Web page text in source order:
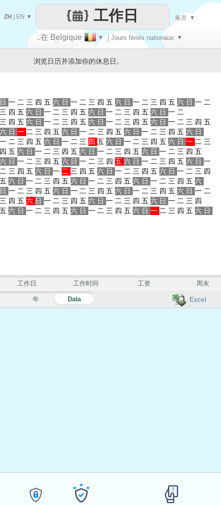
让
..在 Belgique ▼ | Jours fériés nationaux ▼
工作日
ZH EN ▼ 雇员 ▼
Excel
浏览日历并添加你的休息日。
日 一 二 三 四 五 六 日 一 二 三 四 五 六 日 一 二 三 四 五 六 日 一 二
三 四 五 六 日 一 二 三 四 五 六 日 一 二 三 四 五 六 日 一 二
三 四 五 六 日 一 二 三 四 五 六 日 一 二 三 四 五 六 日 一 二 三 四 五
六 日 一 二 三 四 五 六 日 一 二 三 四 五 六 日 一 二 三 四 五 六 日
一 二 三 四 五 六 日 一 二 三 四 五 六 日 一 二 三 四 五 六 日 一 二 三
四 五 六 日 一 二 三 四 五 六 日 一 二 三 四 五 六 日 一 二 三 四 五
六 日 一 二 三 四 五 六 日 一 二 三 四 五 六 日 一 二 三 四 五 六 日 一
二 三 四 五 六 日 一 二 三 四 五 六 日 一 二 三 四 五 六 日 一 二 三 四
五 六 日 一 二 三 四 五 六 日 一 二 三 四 五 六 日 一 二 三 四 五 六
日 一 二 三 四 五 六 日 一 二 三 四 五 六 日 一 二 三 四 五 六 日 一 二
三 四 五 六 日 一 二 三 四 五 六 日 一 二 三 四 五 六 日 一 二 三 四
五 六 日 一 二 三 四 五 六 日 一 二 三 四 五 六 日 一 二 三 四 五 六 日
年 Data
工作日 工作时间 工资 周末